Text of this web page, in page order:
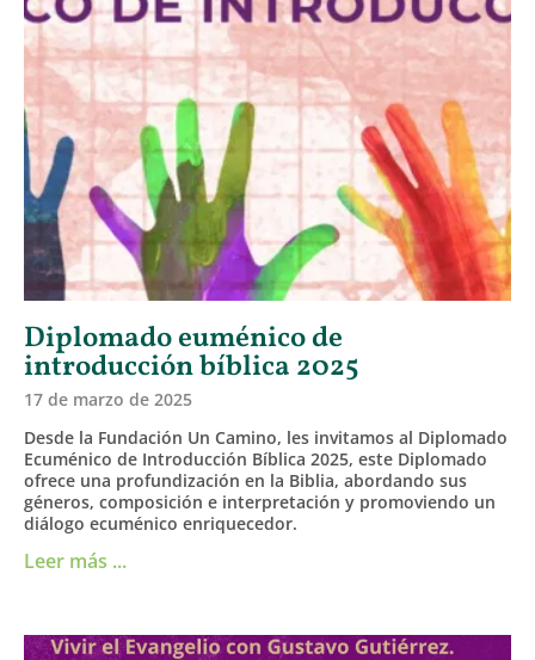
Diplomado euménico de
introducción bíblica 2025
17 de marzo de 2025
Desde la Fundación Un Camino, les invitamos al Diplomado
Ecuménico de Introducción Bíblica 2025, este Diplomado
ofrece una profundización en la Biblia, abordando sus
géneros, composición e interpretación y promoviendo un
diálogo ecuménico enriquecedor.
Leer más ...